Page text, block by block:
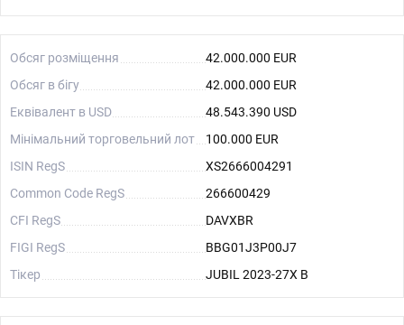
Обсяг розміщення
42.000.000 EUR
Обсяг в бігу
42.000.000 EUR
Еквівалент в USD
48.543.390 USD
Мінімальний торговельний лот
100.000 EUR
ISIN RegS
XS2666004291
Common Code RegS
266600429
CFI RegS
DAVXBR
FIGI RegS
BBG01J3P00J7
Тікер
JUBIL 2023-27X B